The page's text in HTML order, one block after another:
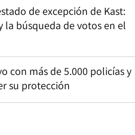
de excepción de Kast:
búsqueda de votos en el
con más de 5.000 policías y
su protección